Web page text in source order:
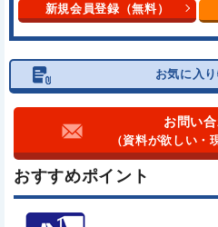
新規会員登録（無料）
お気に入
お問い
（資料が欲しい・
おすすめポイント